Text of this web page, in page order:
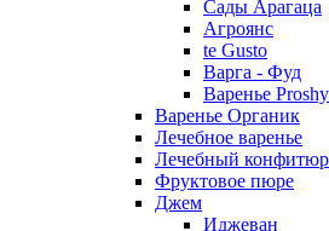
Сады Арагаца
Агроянс
te Gusto
Варга - Фуд
Варенье
Варенье Органик
Лечебное варенье
Лечебный конфитюр
Фруктовое пюре
Джем
Иджеван